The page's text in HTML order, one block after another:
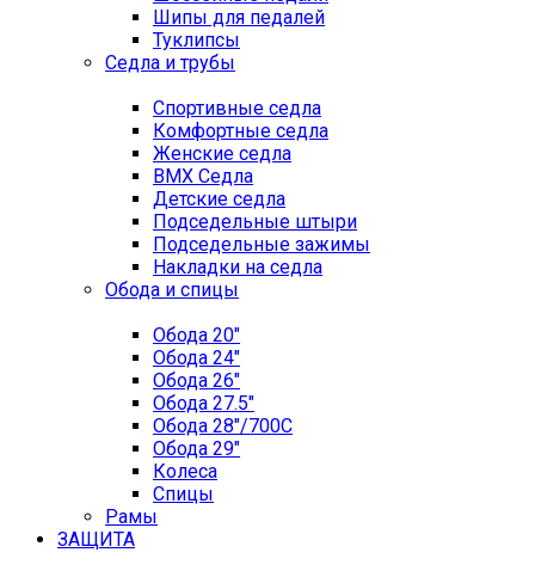
Шипы для педалей
Туклипсы
Седла и трубы
Спортивные седла
Комфортные седла
Женские седла
BMX Седла
Детские седла
Подседельные штыри
Подседельные зажимы
Накладки на седла
Обода и спицы
Обода 20"
Обода 24"
Обода 26"
Обода 27.5"
Обода 28"/700C
Обода 29"
Колеса
Спицы
Рамы
ЗАЩИТА